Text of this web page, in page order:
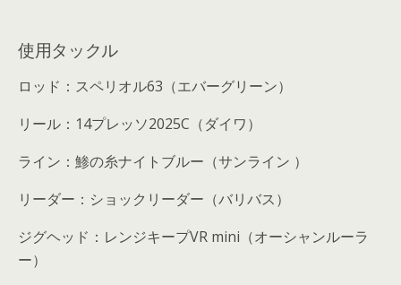
使用タックル
ロッド：スペリオル63 （エバーグリーン）
リール： 14プレッソ2025C （ダイワ）
ライン：鯵の糸ナイトブルー（サンライン ）
リーダー：ショックリーダー（バリバス）
ジグヘッド：レンジキープVR mini （オーシャンルーラ
ー）